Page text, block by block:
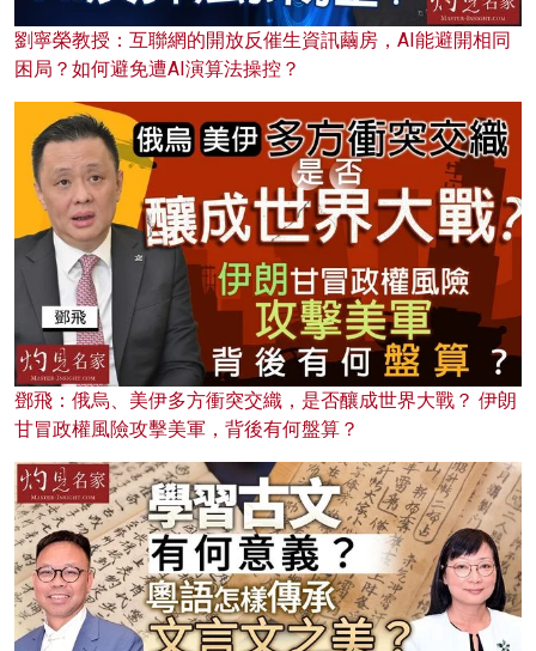
劉寧榮教授：互聯網的開放反催生資訊繭房，AI能避開相同
困局？如何避免遭AI演算法操控？
鄧飛：俄烏、美伊多方衝突交織，是否釀成世界大戰？ 伊朗
甘冒政權風險攻擊美軍，背後有何盤算？